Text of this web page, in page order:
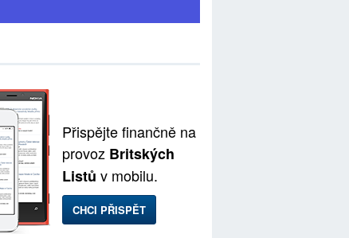
Přispějte finančně na
provoz Britských
Listů v mobilu.
CHCI PŘISPĚT